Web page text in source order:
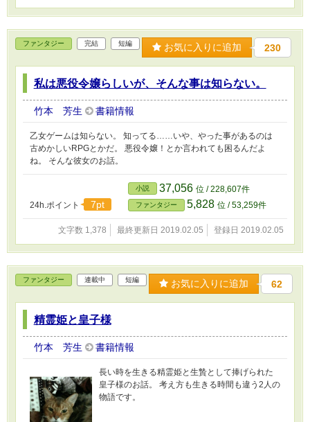
ファンタジー 完結 短編 お気に入りに追加 230
私は悪役令嬢らしいが、そんな事は知らない。
竹本 芳生 書籍情報
乙女ゲームは知らない。 知ってる……いや、やった事があるのは
古めかしいRPGとかだ。 悪役令嬢！とか言われても困るんだよ
ね。 そんな彼女のお話。
24h.ポイント 7pt
小説 37,056 位 / 228,607件
ファンタジー 5,828 位 / 53,259件
文字数 1,378 最終更新日 2019.02.05 登録日 2019.02.05
ファンタジー 連載中 短編 お気に入りに追加 62
精霊姫と皇子様
竹本 芳生 書籍情報
長い時を生きる精霊姫と生贄として捧げられた
皇子様のお話。 考え方も生きる時間も違う2人の
物語です。